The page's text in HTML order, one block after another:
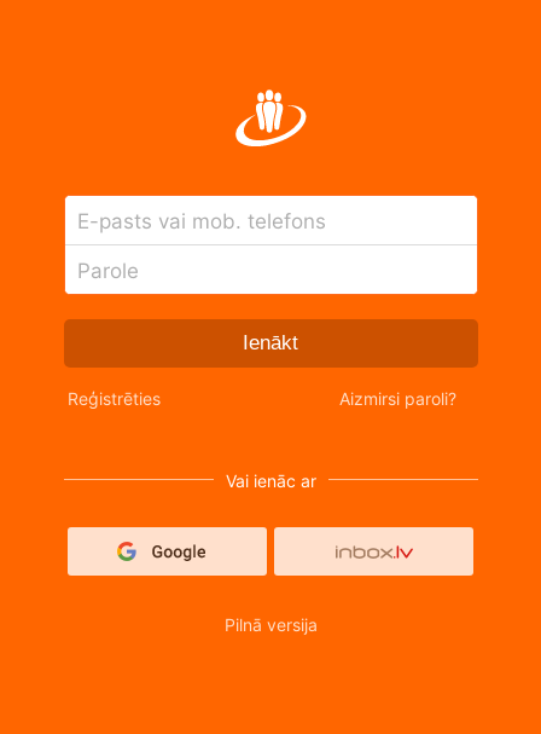
E-pasts vai mob. telefons
Parole
Ienākt
Reģistrēties Aizmirsi paroli?
Vai ienāc ar
Pilnā versija